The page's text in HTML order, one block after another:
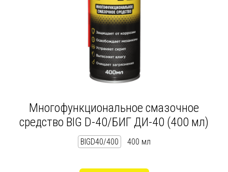
Многофункциональное смазочное
средство BIG D-40/БИГ ДИ-40 (400 мл)
BIGD40/400 400 мл